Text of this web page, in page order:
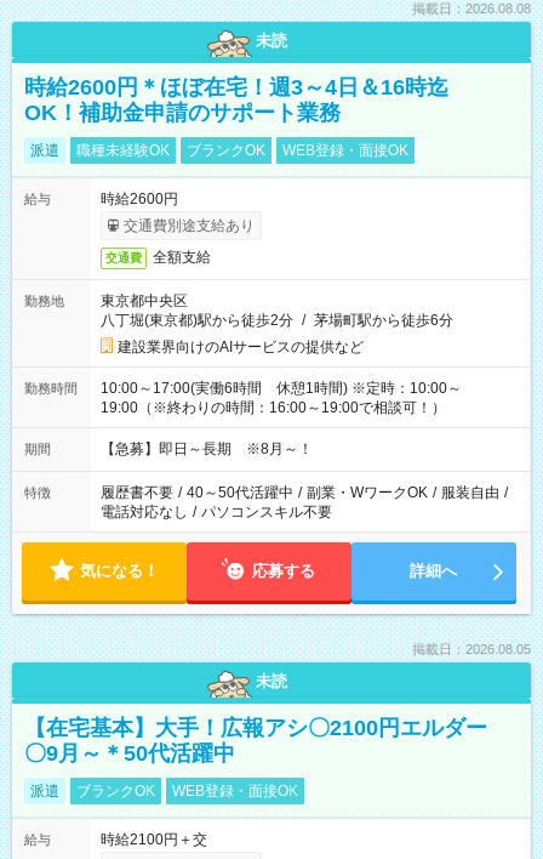
掲載日：2026.08.08
未読
時給2600円＊ほぼ在宅！週3～4日＆16時迄
OK！補助金申請のサポート業務
派遣 職種未経験OK ブランクOK WEB登録・面接OK
給与
時給2600円
交通費別途支給あり
交通費 全額支給
勤務地
東京都中央区
八丁堀(東京都)駅から徒歩2分 / 茅場町駅から徒歩6分
建設業界向けのAIサービスの提供など
勤務時間
10:00～17:00(実働6時間 休憩1時間) ※定時：10:00～
19:00（※終わりの時間：16:00～19:00で相談可！）
期間 【急募】即日～長期 ※8月～！
特徴 履歴書不要 / 40～50代活躍中 / 副業・WワークOK / 服装自由 /
電話対応なし / パソコンスキル不要
気になる！ 応募する 詳細へ
掲載日：2026.08.05
未読
【在宅基本】大手！広報アシ〇2100円エルダー
〇9月～＊50代活躍中
派遣 ブランクOK WEB登録・面接OK
給与
時給2100円＋交